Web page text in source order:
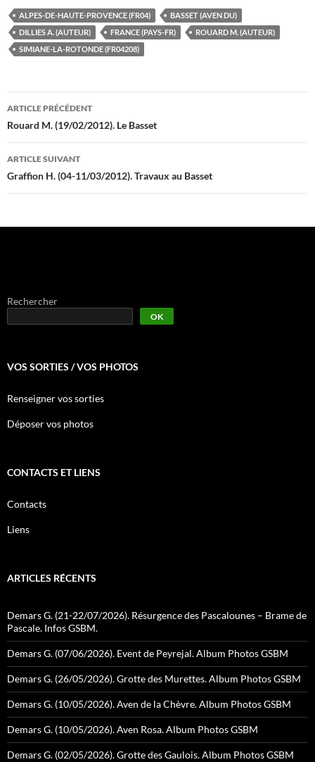
ALPES-DE-HAUTE-PROVENCE (FR04)
BASSET (AVEN DU)
DILLIES A. (AUTEUR)
FRANCE (PAYS-FR)
ROUARD M. (AUTEUR)
SIMIANE-LA-ROTONDE (FR04208)
Navigation
des
articles
ARTICLE PRÉCÉDENT
Rouard M. (19/02/2012). Le Basset
ARTICLE SUIVANT
Graffion H. (04-11/03/2012). Travaux au Basset
Rechercher
OK
VOS SORTIES / VOS PHOTOS
Renseigner vos sorties
Déposer vos photos
CONTACTS ET LIENS
Contacts
Liens
ARTICLES RÉCENTS
Demars G. (21-22/07/2026). Résurgence des Pascalounes – Brame de
Pascale. Infos GSBM.
Demars G. (07/06/2026). Event de Peyrejal. Album Photos GSBM
Demars G. (26/05/2026). Grotte des Murettes. Album Photos GSBM
Demars G. (10/05/2026). Aven de la Chèvre. Album Photos GSBM
Demars G. (10/05/2026). Aven Rosa. Album Photos GSBM
Demars G. (02/05/2026). Grotte des Gaulois. Album Photos GSBM